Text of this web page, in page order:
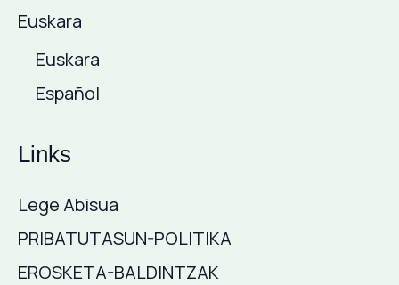
Euskara
Euskara
Español
Links
Lege Abisua
PRIBATUTASUN-POLITIKA
EROSKETA-BALDINTZAK